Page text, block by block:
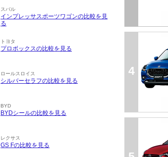
スバル
インプレッサスポーツワゴンの比較を見
る
トヨタ
プロボックスの比較を見る
ロールスロイス
シルバーセラフの比較を見る
BYD
BYDシールの比較を見る
レクサス
GS Fの比較を見る
4